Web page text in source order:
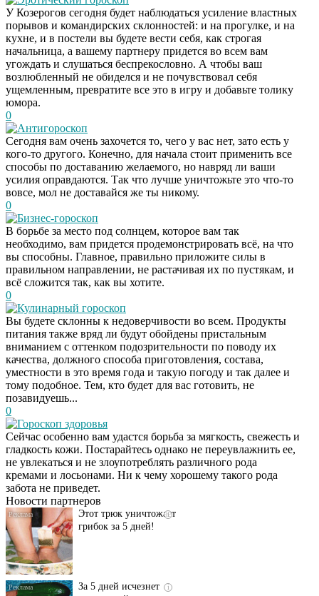
У Козерогов сегодня будет наблюдаться усиление властных
порывов и командирских склонностей: и на прогулке, и на
кухне, и в постели вы будете вести себя, как строгая
начальница, а вашему партнеру придется во всем вам
угождать и слушаться беспрекословно. А чтобы ваш
возлюбленный не обиделся и не почувствовал себя
ущемленным, превратите все это в игру и добавьте толику
юмора.
0
Антигороскоп
Сегодня вам очень захочется то, чего у вас нет, зато есть у
кого-то другого. Конечно, для начала стоит применить все
способы по доставанию желаемого, но навряд ли ваши
усилия оправдаются. Так что лучше уничтожьте это что-то
вовсе, мол не доставайся же ты никому.
0
Бизнес-гороскоп
В борьбе за место под солнцем, которое вам так
необходимо, вам придется продемонстрировать всё, на что
вы способны. Главное, правильно приложите силы в
правильном направлении, не растачивая их по пустякам, и
всё сложится так, как вы хотите.
0
Кулинарный гороскоп
Вы будете склонны к недоверчивости во всем. Продукты
питания также вряд ли будут обойдены пристальным
вниманием с оттенком подозрительности по поводу их
качества, должного способа приготовления, состава,
уместности в это время года и такую погоду и так далее и
тому подобное. Тем, кто будет для вас готовить, не
позавидуешь...
0
Гороскоп здоровья
Сейчас особенно вам удастся борьба за мягкость, свежесть и
гладкость кожи. Постарайтесь однако не переувлажнить ее,
не увлекаться и не злоупотреблять различного рода
кремами и лосьонами. Ни к чему хорошему такого рода
забота не приведет.
Новости партнеров
i
Даже самый
запущенный грибок
исчезнет с корнем,
если перед сном…
i
Этот трюк уничтожает
грибок за 5 дней!
i
За 5 дней исчезнет